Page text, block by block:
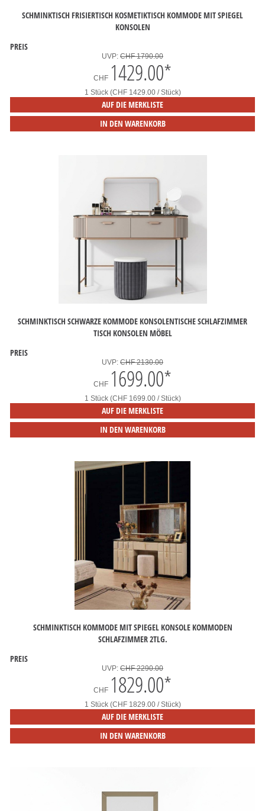
SCHMINKTISCH FRISIERTISCH KOSMETIKTISCH KOMMODE MIT SPIEGEL
KONSOLEN
PREIS
UVP: CHF 1790.00
CHF 1429.00*
1 Stück (CHF 1429.00 / Stück)
AUF DIE MERKLISTE
IN DEN WARENKORB
SCHMINKTISCH SCHWARZE KOMMODE KONSOLENTISCHE SCHLAFZIMMER
TISCH KONSOLEN MÖBEL
PREIS
UVP: CHF 2130.00
CHF 1699.00*
1 Stück (CHF 1699.00 / Stück)
AUF DIE MERKLISTE
IN DEN WARENKORB
SCHMINKTISCH KOMMODE MIT SPIEGEL KONSOLE KOMMODEN
SCHLAFZIMMER 2TLG.
PREIS
UVP: CHF 2290.00
CHF 1829.00*
1 Stück (CHF 1829.00 / Stück)
AUF DIE MERKLISTE
IN DEN WARENKORB